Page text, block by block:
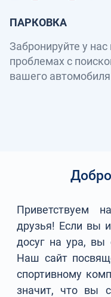
ПАРКОВКА
Забронируйте у
проблемах с
вашего автомобиля
Приветствуем
друзья! Если вы
досуг на ура, вы
Наш сайт
спортивному
значит, что вы